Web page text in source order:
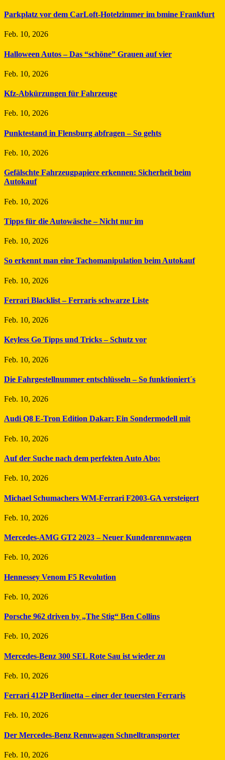
Parkplatz vor dem CarLoft-Hotelzimmer im bmine Frankfurt
Feb. 10, 2026
Halloween Autos – Das “schöne” Grauen auf vier
Feb. 10, 2026
Kfz-Abkürzungen für Fahrzeuge
Feb. 10, 2026
Punktestand in Flensburg abfragen – So gehts
Feb. 10, 2026
Gefälschte Fahrzeugpapiere erkennen: Sicherheit beim
Autokauf
Feb. 10, 2026
Tipps für die Autowäsche – Nicht nur im
Feb. 10, 2026
So erkennt man eine Tachomanipulation beim Autokauf
Feb. 10, 2026
Ferrari Blacklist – Ferraris schwarze Liste
Feb. 10, 2026
Keyless Go Tipps und Tricks – Schutz vor
Feb. 10, 2026
Die Fahrgestellnummer entschlüsseln – So funktioniert´s
Feb. 10, 2026
Audi Q8 E-Tron Edition Dakar: Ein Sondermodell mit
Feb. 10, 2026
Auf der Suche nach dem perfekten Auto Abo:
Feb. 10, 2026
Michael Schumachers WM-Ferrari F2003-GA versteigert
Feb. 10, 2026
Mercedes-AMG GT2 2023 – Neuer Kundenrennwagen
Feb. 10, 2026
Hennessey Venom F5 Revolution
Feb. 10, 2026
Porsche 962 driven by „The Stig“ Ben Collins
Feb. 10, 2026
Mercedes-Benz 300 SEL Rote Sau ist wieder zu
Feb. 10, 2026
Ferrari 412P Berlinetta – einer der teuersten Ferraris
Feb. 10, 2026
Der Mercedes-Benz Rennwagen Schnelltransporter
Feb. 10, 2026